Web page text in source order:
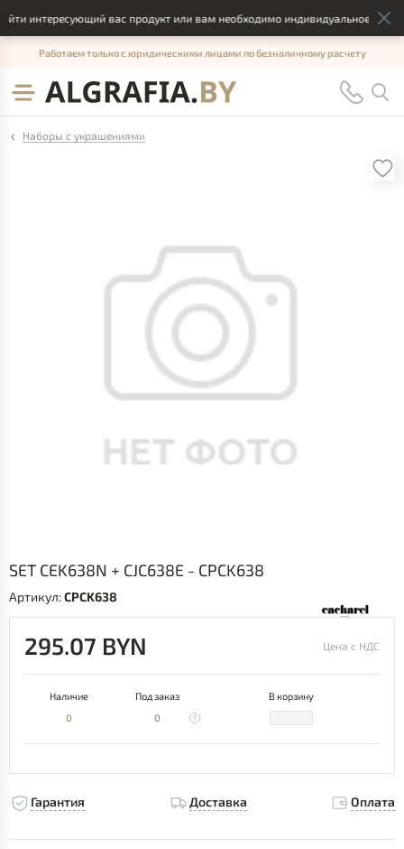
интересующий вас продукт или вам необходимо индивидуальное
Работаем только с юридическими лицами по безналичному расчету
Наборы с украшениями
SET CEK638N + CJC638E - CPCK638
Артикул:CPCK638
295.07 BYN Цена с НДС
Наличие Под заказ
В корзину
0
0
Гарантия Доставка Оплата